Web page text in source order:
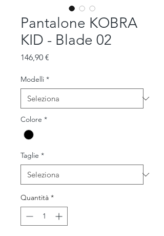
Pantalone KOBRA
KID - Blade 02
146,90 €
Modelli *
Colore *
Taglie *
Quantità *